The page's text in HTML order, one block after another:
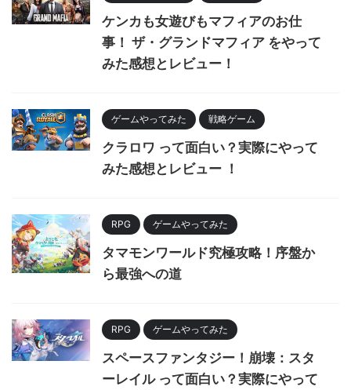
ケンカも女遊びもマフィアのお仕
事！ ザ・グランドマフィア をやって
みた感想とレビュー！
ゲームやってみた 戦略ゲーム
クラロワ って面白い？実際にやって
みた感想とレビュー ！
RPG ゲームやってみた
タマモンワールド究極攻略！序盤か
ら最強への道
RPG ゲームやってみた
スペースファンタジー！崩壊：スタ
ーレイル って面白い？実際にやって